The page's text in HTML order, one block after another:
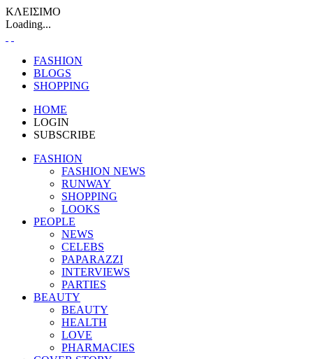
ΚΛΕΙΣΙΜΟ
Loading...
FASHION
BLOGS
SHOPPING
HOME
LOGIN
SUBSCRIBE
FASHION
FASHION NEWS
RUNWAY
SHOPPING
LOOKS
PEOPLE
NEWS
CELEBS
PAPARAZZI
INTERVIEWS
PARTIES
BEAUTY
BEAUTY
HEALTH
LOVE
PHARMACIES